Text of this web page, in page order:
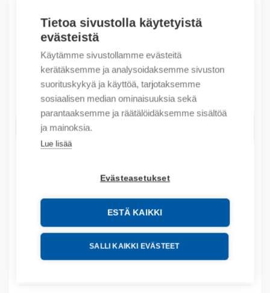
Tietoa sivustolla käytetyistä
evästeistä
Käytämme sivustollamme evästeitä
kerätäksemme ja analysoidaksemme sivuston
suorituskykyä ja käyttöä, tarjotaksemme
sosiaalisen median ominaisuuksia sekä
parantaaksemme ja räätälöidäksemme sisältöä
ja mainoksia.
Lue lisää
Evästeasetukset
ESTÄ KAIKKI
SALLI KAIKKI EVÄSTEET
195,07€ / myyntierä
Myyntierä sis. 24 M
Varastossa
Määrä
Määrä
Tilauskoodi: 08480151013
Product order number: 08480151013
Valmistajan tuotenumero: 0848 0151 013